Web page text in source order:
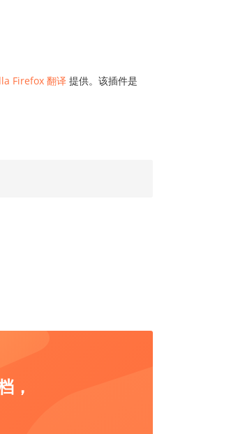
Firefox 翻译 提供。该插件是
，